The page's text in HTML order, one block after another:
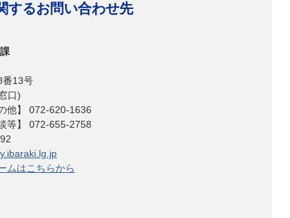
するお問い合わせ先
番13号
口)
他】 072-620-1636
等】 072-655-2758
ムはこちらから